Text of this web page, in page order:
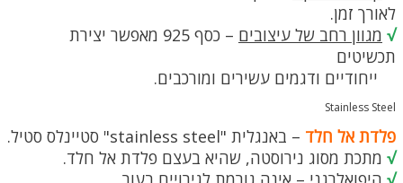
לאורך זמן.
√ מגוון רחב של עיצובים
– כסף 925 מאפשר יצירת
תכשיטים
ייחודיים ודגמים עשירים ומורכבים.
Stainless Steel
פלדת אל חלד – באנגלית "stainless steel" סטיינלס סטיל.
√ מתכת מסוג נירוסטה, שהיא בעצם פלדת אל חלד.